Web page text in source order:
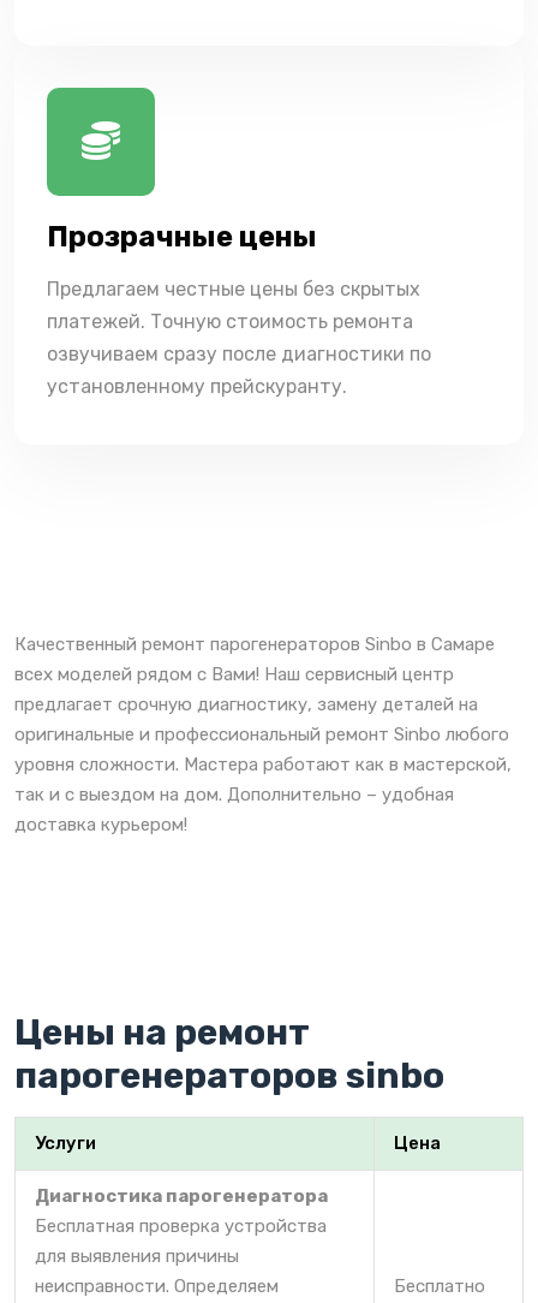
Прозрачные цены
Предлагаем честные цены без скрытых
платежей. Точную стоимость ремонта
озвучиваем сразу после диагностики по
установленному прейскуранту.
Качественный ремонт парогенераторов Sinbo в Самаре
всех моделей рядом с Вами! Наш сервисный центр
предлагает срочную диагностику, замену деталей на
оригинальные и профессиональный ремонт Sinbo любого
уровня сложности. Мастера работают как в мастерской,
так и с выездом на дом. Дополнительно – удобная
доставка курьером!
Цены на ремонт
парогенераторов sinbo
Услуги Цена
Диагностика парогенератора
Бесплатная проверка устройства
для выявления причины
неисправности. Определяем
Бесплатно